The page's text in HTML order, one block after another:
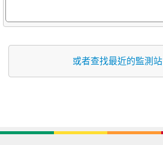
或者查找最近的監測站